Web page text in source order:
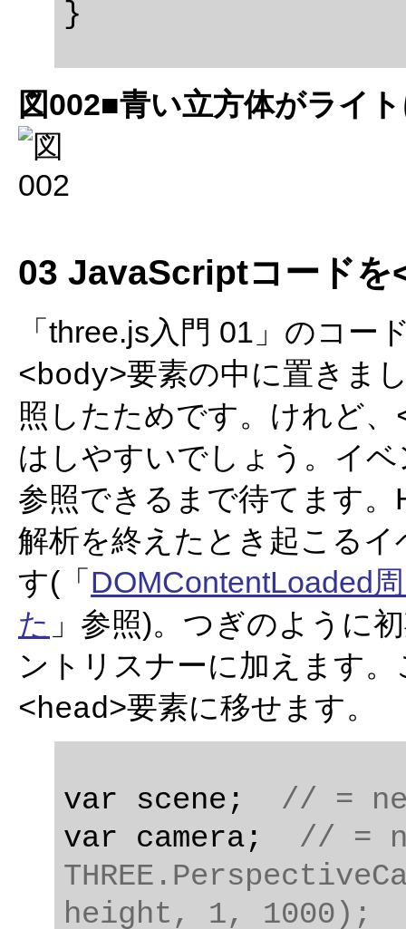
図002■青い立方体がライ
03 JavaScriptコードを
「three.js入門 01」のコー
<body>要素の中に置きま
照したためです。けれど、
はしやすいでしょう。イ
参照できるまで待てます
解析を終えたとき起こるイ
す(「 DOMContentLoaded
た 」参照)。つぎのように
ントリスナーに加えます
<head>要素に移せます。
var scene; // =
var camera; // =
height, 1, 1000);